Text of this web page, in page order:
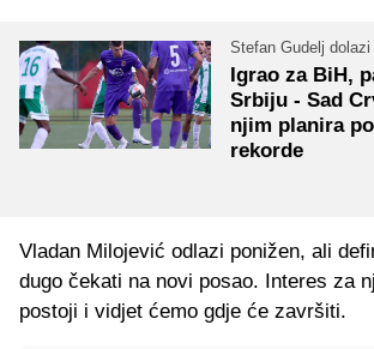
Stefan Gudelj
Igrao za BiH,
Srbiju - Sad
njim planira
rekorde
Vladan Milojević odlazi ponižen, ali
dugo čekati na novi posao. Interes za
postoji i vidjet ćemo gdje će završiti.